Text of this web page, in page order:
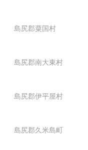
島尻郡粟国村
島尻郡南大東村
島尻郡伊平屋村
島尻郡久米島町